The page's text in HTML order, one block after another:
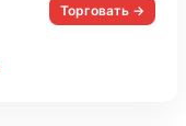
Торговать →